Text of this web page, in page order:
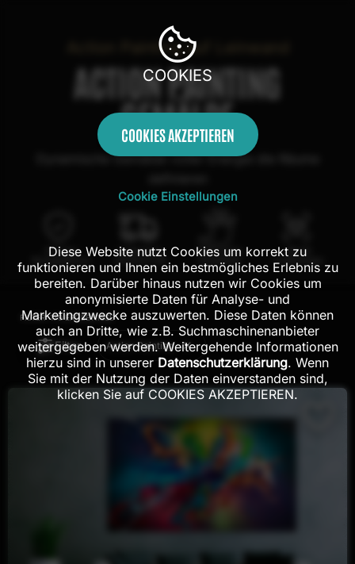
Action Painting auf Leinwand
ACTION PAINTING
GEMÄLDE
Dynamische Gemälde voller Energie die Räume
100 Tage
Rückgaberecht
Kostenloser
Versand in DE
100% echte
Handarbeit
Mit AR
Probehängen
FILTER:179 ERGEBNISSE
Filter Action Painting
COOKIES
COOKIES AKZEPTIEREN
Cookie Einstellungen
Diese Website nutzt Cookies um korrekt zu
funktionieren und Ihnen ein bestmögliches Erlebnis zu
bereiten. Darüber hinaus nutzen wir Cookies um
anonymisierte Daten für Analyse- und
Marketingzwecke auszuwerten. Diese Daten können
auch an Dritte, wie z.B. Suchmaschinenanbieter
weitergegeben werden. Weitergehende Informationen
hierzu sind in unserer Datenschutzerklärung. Wenn
Sie mit der Nutzung der Daten einverstanden sind,
klicken Sie auf COOKIES AKZEPTIEREN.